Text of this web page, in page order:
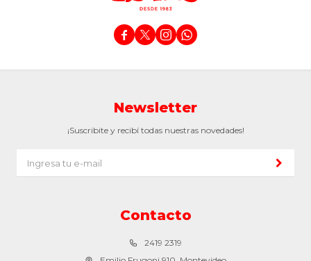
   
Contacto
2419 2319
Newsletter
¡Suscribite y recibí todas nuestras novedades!